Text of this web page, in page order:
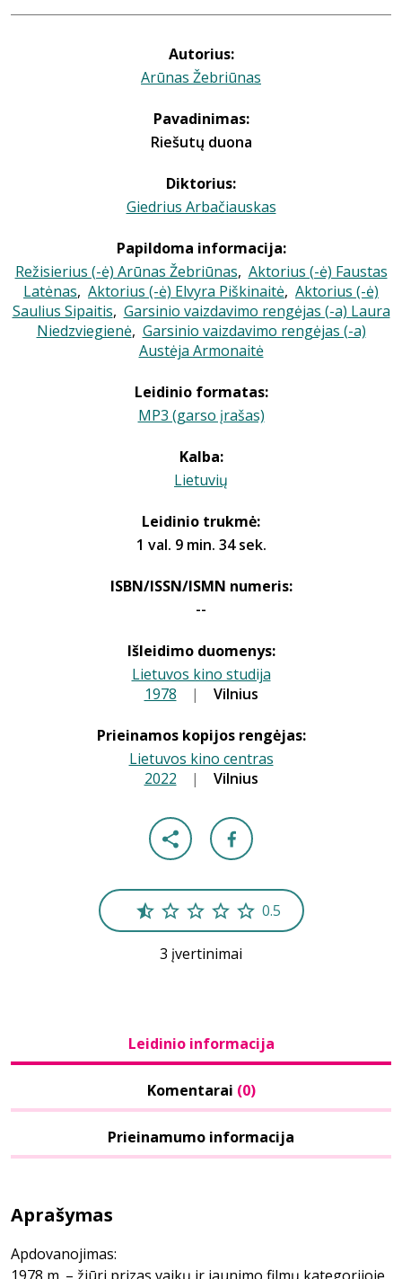
Autorius:
Arūnas Žebriūnas
Pavadinimas:
Riešutų duona
Diktorius:
Giedrius Arbačiauskas
Papildoma informacija:
Režisierius (-ė) Arūnas Žebriūnas, Aktorius (-ė) Faustas
Latėnas, Aktorius (-ė) Elvyra Piškinaitė, Aktorius (-ė)
Saulius Sipaitis, Garsinio vaizdavimo rengėjas (-a) Laura
Niedzviegienė, Garsinio vaizdavimo rengėjas (-a)
Austėja Armonaitė
Leidinio formatas:
MP3 (garso įrašas)
Kalba:
Lietuvių
Leidinio trukmė:
1 val. 9 min. 34 sek.
ISBN/ISSN/ISMN numeris:
--
Išleidimo duomenys:
Lietuvos kino studija
1978 | Vilnius
Prieinamos kopijos rengėjas:
Lietuvos kino centras
2022 | Vilnius
0.5
3 įvertinimai
Leidinio informacija
Komentarai (0)
Prieinamumo informacija
Aprašymas
Apdovanojimas: